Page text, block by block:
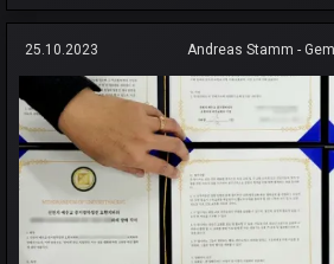
25.10.2023 Andreas Stamm -